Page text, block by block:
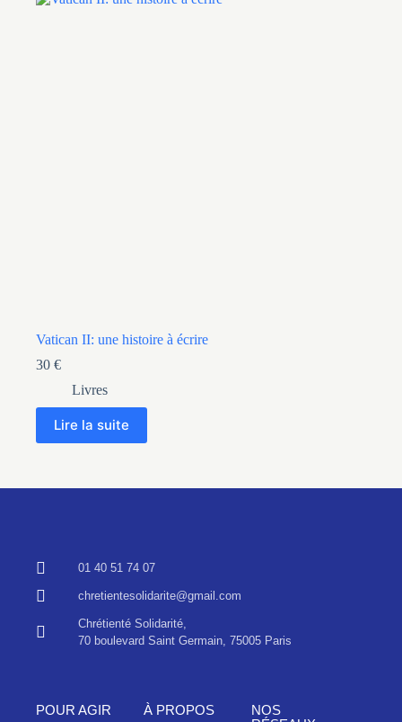
Vatican II: une histoire à écrire
30 €
Livres
Lire la suite
01 40 51 74 07
chretientesolidarite@gmail.com
Chrétienté Solidarité,
70 boulevard Saint Germain, 75005 Paris
POUR AGIR À PROPOS
NOS